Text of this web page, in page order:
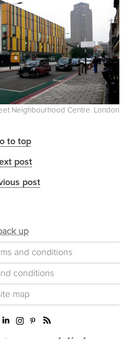
Neighbourhood Centre. London
to top
post
post
up
and conditions
conditions
map